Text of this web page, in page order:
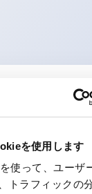
を使用します
使って、ユーザ
トラフィックの